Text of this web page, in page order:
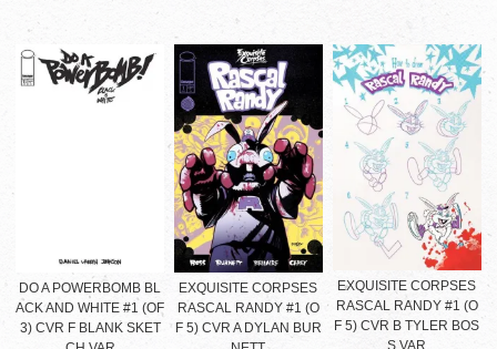
DO A POWERBOMB BL
ACK AND WHITE #1 (OF
3) CVR F BLANK SKET
EXQUISITE CORPSES
RASCAL RANDY #1 (O
F 5) CVR A DYLAN BUR
EXQUISITE CORPSES
RASCAL RANDY #1 (O
F 5) CVR B TYLER BOS